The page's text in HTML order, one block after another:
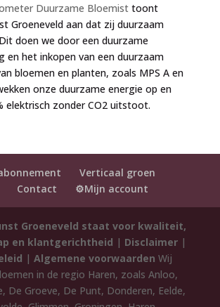
Duurzame Bloemisttoont
Groeneveld aan dat zij duurzaam
doen we door een duurzame
en het inkopen van een duurzaam
bloemen en planten, zoals MPS A en
onze duurzame energie op en
elektrisch zonder CO2 uitstoot.
Verticaal groen
Contact ⚙️Mijn account
Groeneveld staat voor kwaliteit,
en klantgerichtheid | Disclaimer |
|Algemene voorwaarden Wij
in de regio Haren, zoals Anloo,
De Groeve, De Punt, Donderen, Eelde,